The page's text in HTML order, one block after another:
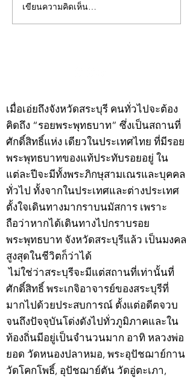
คอลัมน์"จับชีพจรวงการ
พระ"ประจำพุธที่ 29
เขียนความคิดเห็น…
เมื่อเอ่ยถึงจังหวัดสระบุรี คนทั่วไปจะต้อง
คิดถึง “รอยพระพุทธบาท” ซึ่งเป็นสถานที่
ศักดิ์สิทธิ์แห่ง เดียวในประเทศไทย ที่มีรอย
พระพุทธบาทของแท้ประทับรอยอยู่ ใน
แต่ละปีจะมีทั้งพระภิกษุสามเณรและบุคคล
ทั่วไป ทั้งจากในประเทศและต่างประเทศ
ตั้งใจเดินทางมากราบนมัสการ เพราะ
ถือว่าหากได้เดินทางไปกราบรอย
พระพุทธบาท จังหวัดสระบุรีแล้ว เป็นมงคล
สูงสุดในชีวิตก็ว่าได้
ไม่ใช่ว่าสระบุรีจะมีแต่สถานที่เท่านั้นที่
ศักดิ์สิทธิ์ พระเกจิอาจารย์ของสระบุรีที่
มากไปด้วยประสบการณ์ ตั้งแต่อดีตจวบ
จนถึงปัจจุบันโด่งดังไปทั่วภูมิภาคและใน
ท้องถิ่นมีอยู่เป็นจำนวนมาก อาทิ หลวงพ่อ
ยอด วัดหนองปลาหมอ, พระอุปัชฌาย์กาน
วัดโคกโพธิ์, อุปัชฌาย์ตัน วัดอู่ตะเภา,